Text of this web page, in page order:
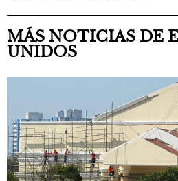
MÁS NOTICIAS DE
UNIDOS